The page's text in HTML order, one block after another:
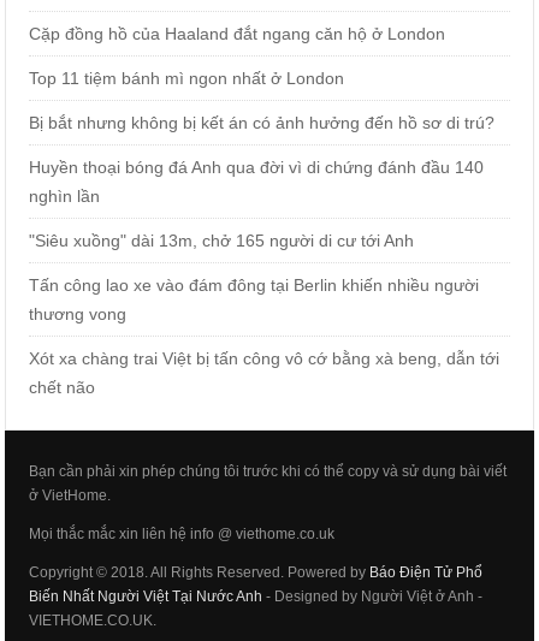
Cặp đồng hồ của Haaland đắt ngang căn hộ ở London
Top 11 tiệm bánh mì ngon nhất ở London
Bị bắt nhưng không bị kết án có ảnh hưởng đến hồ sơ di trú?
Huyền thoại bóng đá Anh qua đời vì di chứng đánh đầu 140
nghìn lần
"Siêu xuồng" dài 13m, chở 165 người di cư tới Anh
Tấn công lao xe vào đám đông tại Berlin khiến nhiều người
thương vong
Xót xa chàng trai Việt bị tấn công vô cớ bằng xà beng, dẫn tới
chết não
Bạn cần phải xin phép chúng tôi trước khi có thể copy và sử dụng bài viết
ở VietHome.
Mọi thắc mắc xin liên hệ info @ viethome.co.uk
Copyright © 2018. All Rights Reserved. Powered by Báo Điện Tử Phổ
Biến Nhất Người Việt Tại Nước Anh - Designed by Người Việt ở Anh -
VIETHOME.CO.UK.